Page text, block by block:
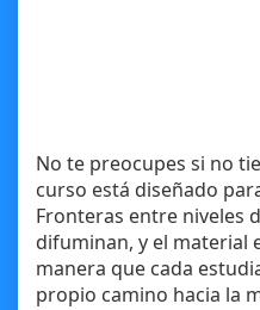
No te preocupes si no
curso está diseñado
Fronteras entre niveles
difuminan, y el material
manera que cada
propio camino hacia la